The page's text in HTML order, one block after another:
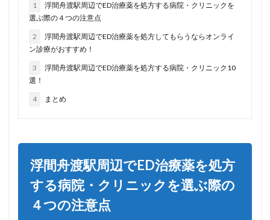
1
浮間舟渡駅周辺でED治療薬を処方する病院・クリニックを
選ぶ際の４つの注意点
2
浮間舟渡駅周辺でED治療薬を処方してもらうならオンライ
ン診療がおすすめ！
3
浮間舟渡駅周辺でED治療薬を処方する病院・クリニック10
選！
4 まとめ
浮間舟渡駅周辺でED治療薬を処方
する病院・クリニックを選ぶ際の
４つの注意点